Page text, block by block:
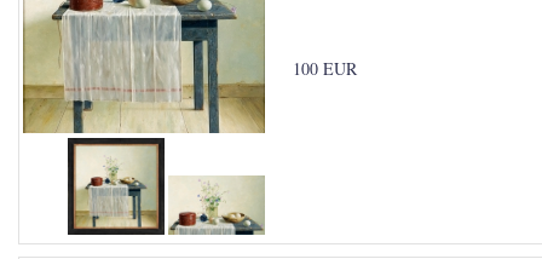
100 EUR